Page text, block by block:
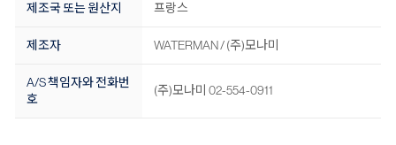
제조국 또는 원산지 프랑스
제조자 WATERMAN / (주)모나미
A/S 책임자와 전화번
호
(주)모나미 02-554-0911